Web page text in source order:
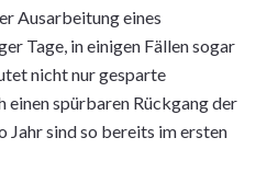
Ausarbeitung eines
Tage, in einigen Fällen sogar
nicht nur gesparte
einen spürbaren Rückgang der
sind so bereits im ersten